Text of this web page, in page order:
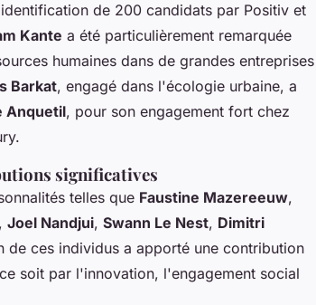
de 200 candidats par Positiv et
Kante a été particulièrement remarquée
humaines dans de grandes entreprises
Barkat, engagé dans l'écologie urbaine, a
Anquetil, pour son engagement fort chez
significatives
telles que Faustine Mazereeuw,
, Joel Nandjui, Swann Le Nest, Dimitri
de ces individus a apporté une contribution
soit par l'innovation, l'engagement social